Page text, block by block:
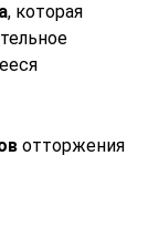
, которая
отторжения